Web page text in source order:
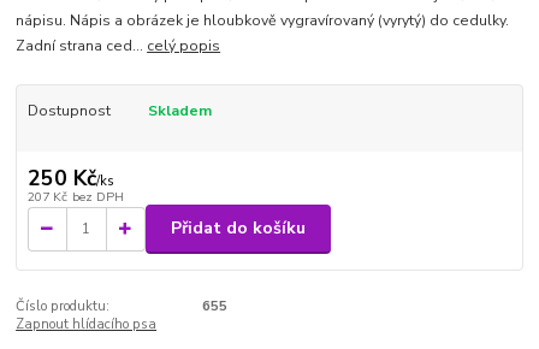
nápisu. Nápis a obrázek je hloubkově vygravírovaný (vyrytý) do cedulky.
Zadní strana ced... celý popis
Dostupnost Skladem
250 Kč/ks
207 Kč bez DPH
Přidat do košíku
Číslo produktu:
655
Zapnout hlídacího psa